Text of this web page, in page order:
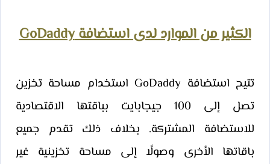
الكثير من الموارد لدى استضافة GoDaddy
تتيح استضافة GoDaddy استخدام مساحة تخزين
تصل إلى 100 جيجابايت بباقتها الاقتصادية
للاستضافة المشتركة. بخلاف ذلك تقدم جميع
باقاتها الأخرى وصولًا إلى مساحة تخزينية غير